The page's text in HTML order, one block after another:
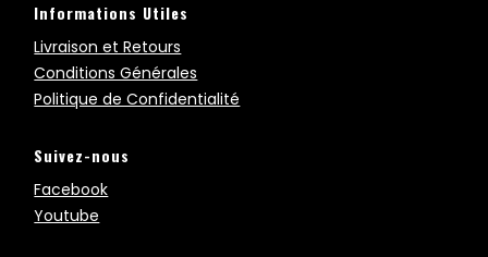
Informations Utiles
Livraison et Retours
Conditions Générales
Politique de Confidentialité
Suivez-nous
Facebook
Youtube